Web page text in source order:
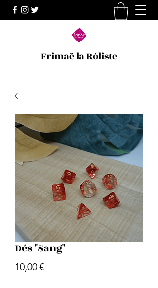
Frimaë la Rôliste
Dés "Sang"
10,00 €Prix